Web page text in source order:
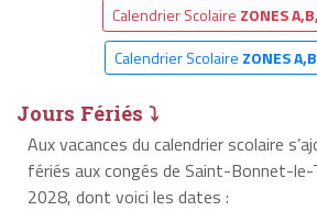
Calendrier Scolaire ZONES
Calendrier Scolaire ZONES
Jours Fériés ⤵
Aux vacances du calendrier scolaire
fériés aux congés de Saint-Bonnet-
2028, dont voici les dates :